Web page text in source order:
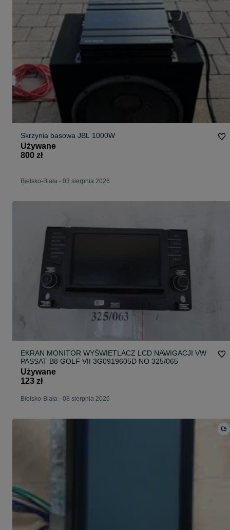
Skrzynia basowa JBL 1000W
Używane
800 zł
Bielsko-Biała - 03 sierpnia 2026
EKRAN MONITOR WYŚWIETLACZ LCD NAWIGACJI VW
PASSAT B8 GOLF VII 3G0919605D NO 325/065
Używane
123 zł
Bielsko-Biała - 08 sierpnia 2026